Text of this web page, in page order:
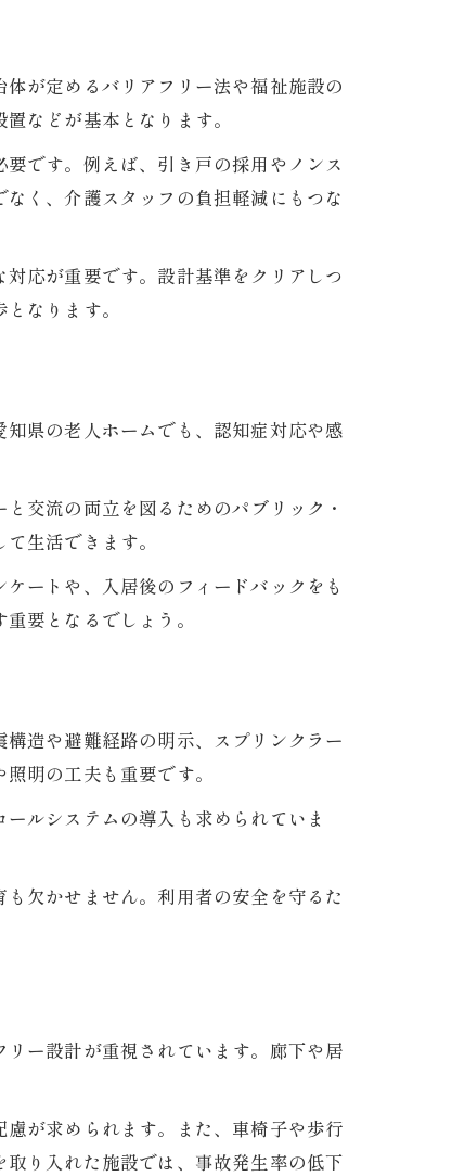
が定めるバリアフリー法や福祉施設の
などが基本となります。
です。例えば、引き戸の採用やノンス
く、介護スタッフの負担軽減にもつな
応が重要です。設計基準をクリアしつ
なります。
県の老人ホームでも、認知症対応や感
交流の両立を図るためのパブリック・
生活できます。
ートや、入居後のフィードバックをも
要となるでしょう。
造や避難経路の明示、スプリンクラー
明の工夫も重要です。
ルシステムの導入も求められていま
欠かせません。利用者の安全を守るた
ー設計が重視されています。廊下や居
が求められます。また、車椅子や歩行
り入れた施設では、事故発生率の低下